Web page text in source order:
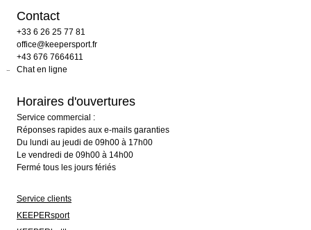
Contact
+33 6 26 25 77 81
office@keepersport.fr
+43 676 7664611
Chat en ligne
Horaires d'ouvertures
Service commercial :
Réponses rapides aux e-mails garanties
Du lundi au jeudi de 09h00 à 17h00
Le vendredi de 09h00 à 14h00
Fermé tous les jours fériés
Service clients
KEEPERsport